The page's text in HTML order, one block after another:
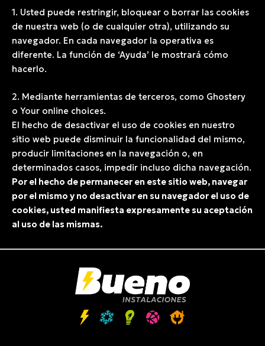
1. Usted puede restringir, bloquear o borrar las cookies
de nuestra web (o de cualquier otra), utilizando su
navegador. En cada navegador la operativa es
diferente. La función de ‘Ayuda’ le mostrará cómo
hacerlo.
2. Mediante herramientas de terceros, como Ghostery
o Your online choices.
El hecho de desactivar el uso de cookies en nuestro
sitio web puede disminuir la funcionalidad del mismo,
producir limitaciones en la navegación o, en
determinados casos, impedir incluso dicha navegación.
Por el hecho de permanecer en este sitio web, navegar
por el mismo y no desactivar en su navegador el uso de
cookies, usted manifiesta expresamente su aceptación
al uso de las mismas.